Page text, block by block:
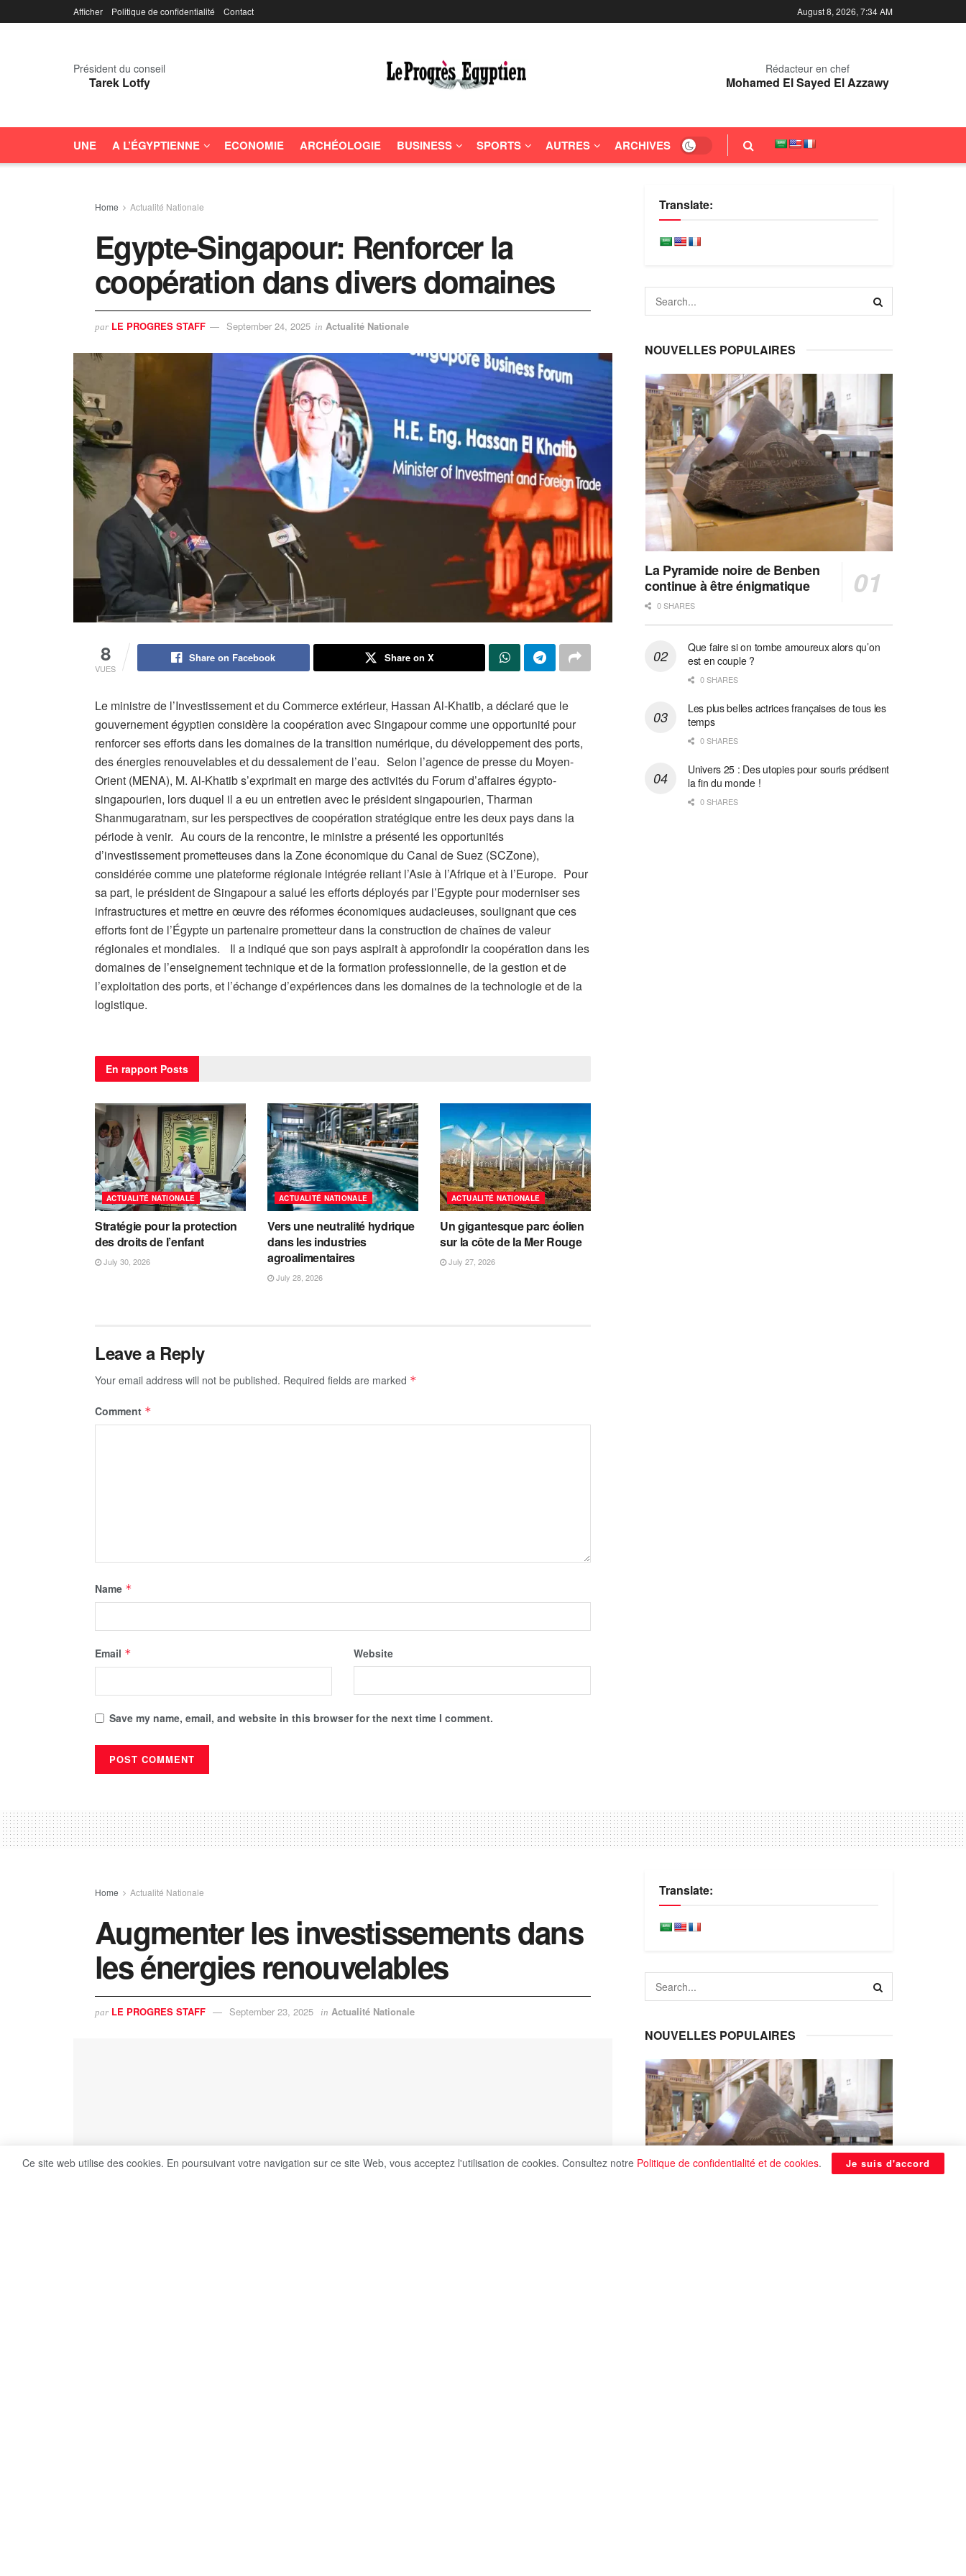
Afficher Politique de confidentialité Contact August 8, 2026, 7:34 AM
Président du conseil
Tarek Lotfy
Rédacteur en chef
Mohamed El Sayed El Azzawy
UNE A L’ÉGYPTIENNE ECONOMIE ARCHÉOLOGIE BUSINESS SPORTS AUTRES ARCHIVES
Home Actualité Nationale
Egypte-Singapour: Renforcer la
coopération dans divers domaines
par LE PROGRES STAFF September 24, 2025 in Actualité Nationale
8
VUES
Share on Facebook Share on X
Le ministre de l’Investissement et du Commerce extérieur, Hassan Al-Khatib, a déclaré que le
gouvernement égyptien considère la coopération avec Singapour comme une opportunité pour
renforcer ses efforts dans les domaines de la transition numérique, du développement des ports,
des énergies renouvelables et du dessalement de l’eau. Selon l’agence de presse du Moyen-
Orient (MENA), M. Al-Khatib s’exprimait en marge des activités du Forum d’affaires égypto-
singapourien, lors duquel il a eu un entretien avec le président singapourien, Tharman
Shanmugaratnam, sur les perspectives de coopération stratégique entre les deux pays dans la
période à venir. Au cours de la rencontre, le ministre a présenté les opportunités
d’investissement prometteuses dans la Zone économique du Canal de Suez (SCZone),
considérée comme une plateforme régionale intégrée reliant l’Asie à l’Afrique et à l’Europe. Pour
sa part, le président de Singapour a salué les efforts déployés par l’Egypte pour moderniser ses
infrastructures et mettre en œuvre des réformes économiques audacieuses, soulignant que ces
efforts font de l’Égypte un partenaire prometteur dans la construction de chaînes de valeur
régionales et mondiales. Il a indiqué que son pays aspirait à approfondir la coopération dans les
domaines de l’enseignement technique et de la formation professionnelle, de la gestion et de
l’exploitation des ports, et l’échange d’expériences dans les domaines de la technologie et de la
logistique.
En rapport Posts
ACTUALITÉ NATIONALE
Stratégie pour la protection
des droits de l’enfant
July 30, 2026
ACTUALITÉ NATIONALE
Vers une neutralité hydrique
dans les industries
agroalimentaires
July 28, 2026
ACTUALITÉ NATIONALE
Un gigantesque parc éolien
sur la côte de la Mer Rouge
July 27, 2026
Leave a Reply
Your email address will not be published. Required fields are marked *
Comment *
Name *
Email * Website
Save my name, email, and website in this browser for the next time I comment.
Translate:
NOUVELLES POPULAIRES
La Pyramide noire de Benben
continue à être énigmatique
0 SHARES
Que faire si on tombe amoureux alors qu’on
est en couple ?
0 SHARES
Les plus belles actrices françaises de tous les
temps
0 SHARES
Univers 25 : Des utopies pour souris prédisent
la fin du monde !
0 SHARES
Home Actualité Nationale
Augmenter les investissements dans
les énergies renouvelables
par LE PROGRES STAFF September 23, 2025 in Actualité Nationale
Translate:
NOUVELLES POPULAIRES
Ce site web utilise des cookies. En poursuivant votre navigation sur ce site Web, vous acceptez l'utilisation de cookies. Consultez notre Politique de confidentialité et de cookies. Je suis d'accord